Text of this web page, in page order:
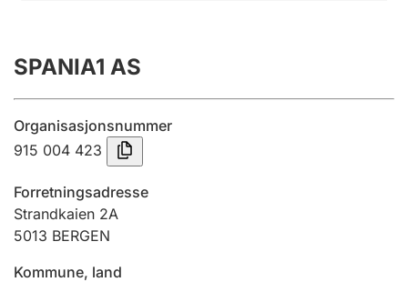
Innsending og forsinkelsesgebyr
Tinglysing
Jeger
SPANIA1 AS
Organisasjonsnummer
915 004 423
Forretningsadresse
Strandkaien 2A
5013 BERGEN
Kommune, land